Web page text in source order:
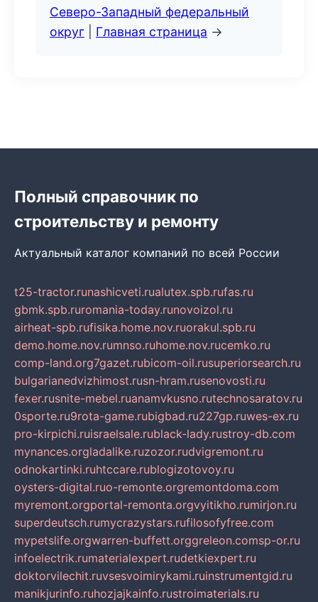
Северо-Западный федеральный
округ
Главная страница →
Полный справочник по
строительству и ремонту
Актуальный каталог компаний по всей России
t25-tractor.runashicveti.rualutex.spb.rufas.ru
gbmk.spb.ruromania-today.runovoizol.ru
airheat-spb.rufisika.home.nov.ruorakul.spb.ru
demo.home.nov.rumnso.ruhome.nov.rucemko.ru
comp-land.org7gazet.rubicom-oil.rusuperiorsearch.ru
bulgarianedvizhimost.rusn-hram.rusenovosti.ru
fexer.rusnite-mebel.ruanamvkusno.rutechnosaratov.ru
0sporte.ru9rota-game.rubigbad.ru227gp.ruwes-ex.ru
pro-kirpichi.ruisraelsale.rublack-lady.rustroy-db.com
mynances.orgladalike.ruzozor.rudvigremont.ru
odnokartinki.ruhtccare.rublogizotovoy.ru
oysters-digital.ruo-remonte.orgremontdoma.com
myremont.orgportal-remonta.orgvyitikho.rumirjon.ru
superdeutsch.rumycrazystars.rufilosofyfree.com
mypetslife.orgwarren-buffett.orggreleon.comsp-or.ru
infoelectrik.rumaterialexpert.rudetkiexpert.ru
doktorvilechit.ruvsesvoimirykami.ruinstrumentgid.ru
manikjurinfo.ruhozjajkainfo.rustroimaterials.ru